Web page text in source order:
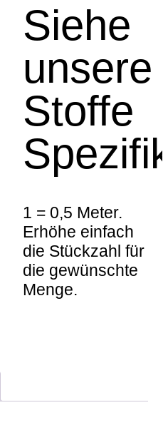
Siehe
unsere
Stoffe
1 = 0,5 Meter.
Erhöhe einfach
die Stückzahl für
die gewünschte
Menge.